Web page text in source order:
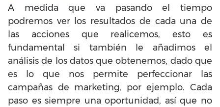
A medida que va pasando el tiempo
podremos ver los resultados de cada una de
las acciones que realicemos, esto es
fundamental si también le añadimos el
análisis de los datos que obtenemos, dado que
es lo que nos permite perfeccionar las
campañas de marketing, por ejemplo. Cada
paso es siempre una oportunidad, así que no